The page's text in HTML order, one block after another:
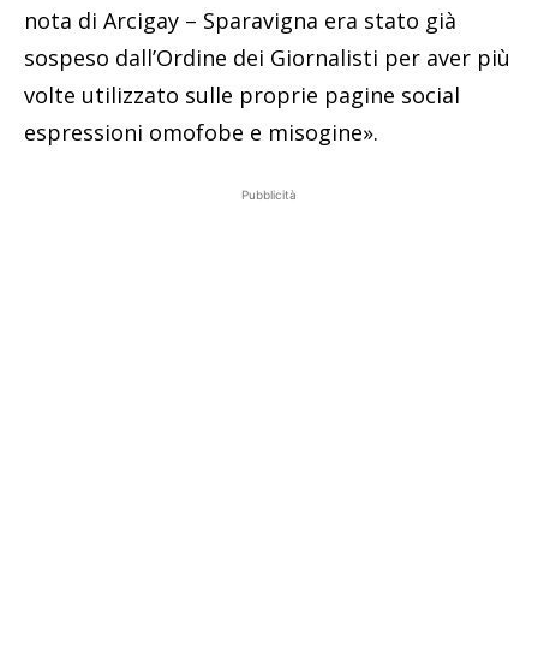
nota di Arcigay – Sparavigna era stato già
sospeso dall’Ordine dei Giornalisti per aver più
volte utilizzato sulle proprie pagine social
espressioni omofobe e misogine».
Pubblicità